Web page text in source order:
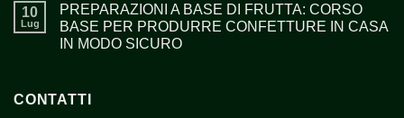
10
Lug
PREPARAZIONI A BASE DI FRUTTA: CORSO
BASE PER PRODURRE CONFETTURE IN CASA
IN MODO SICURO
CONTATTI